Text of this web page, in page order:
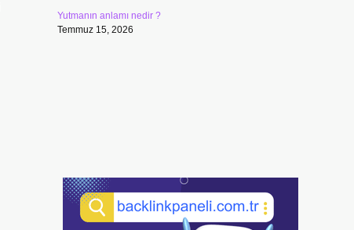
Yutmanın anlamı nedir ?
Temmuz 15, 2026